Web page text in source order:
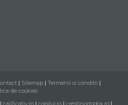
| Sitemap | Termenii si conditii |
de cookies
| calificativ.ro | copilul.ro | crestinortodox.ro |